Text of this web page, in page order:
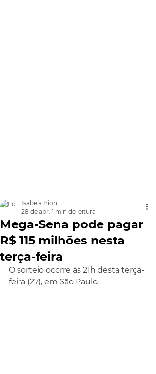
Mega-Sena pode pagar
R$ 115 milhões nesta
terça-feira
Isabela Irion
28 de abr. 1 min de leitura
O sorteio ocorre às 21h desta terça-
feira (27), em São Paulo.